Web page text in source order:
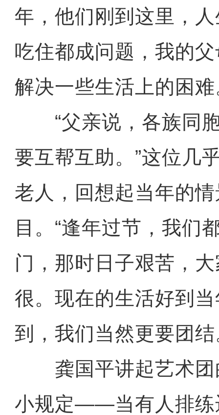
年，他们刚到这里，
吃住都成问题，我的
解决一些生活上的困难
“父亲说，各族同胞
要互帮互助。”这位几
老人，回想起当年的
目。“逢年过节，我们
门，那时日子艰苦，
很。现在的生活好到
到，我们当然更要团结
龚国平讲起艺术团
小规定——当有人排练